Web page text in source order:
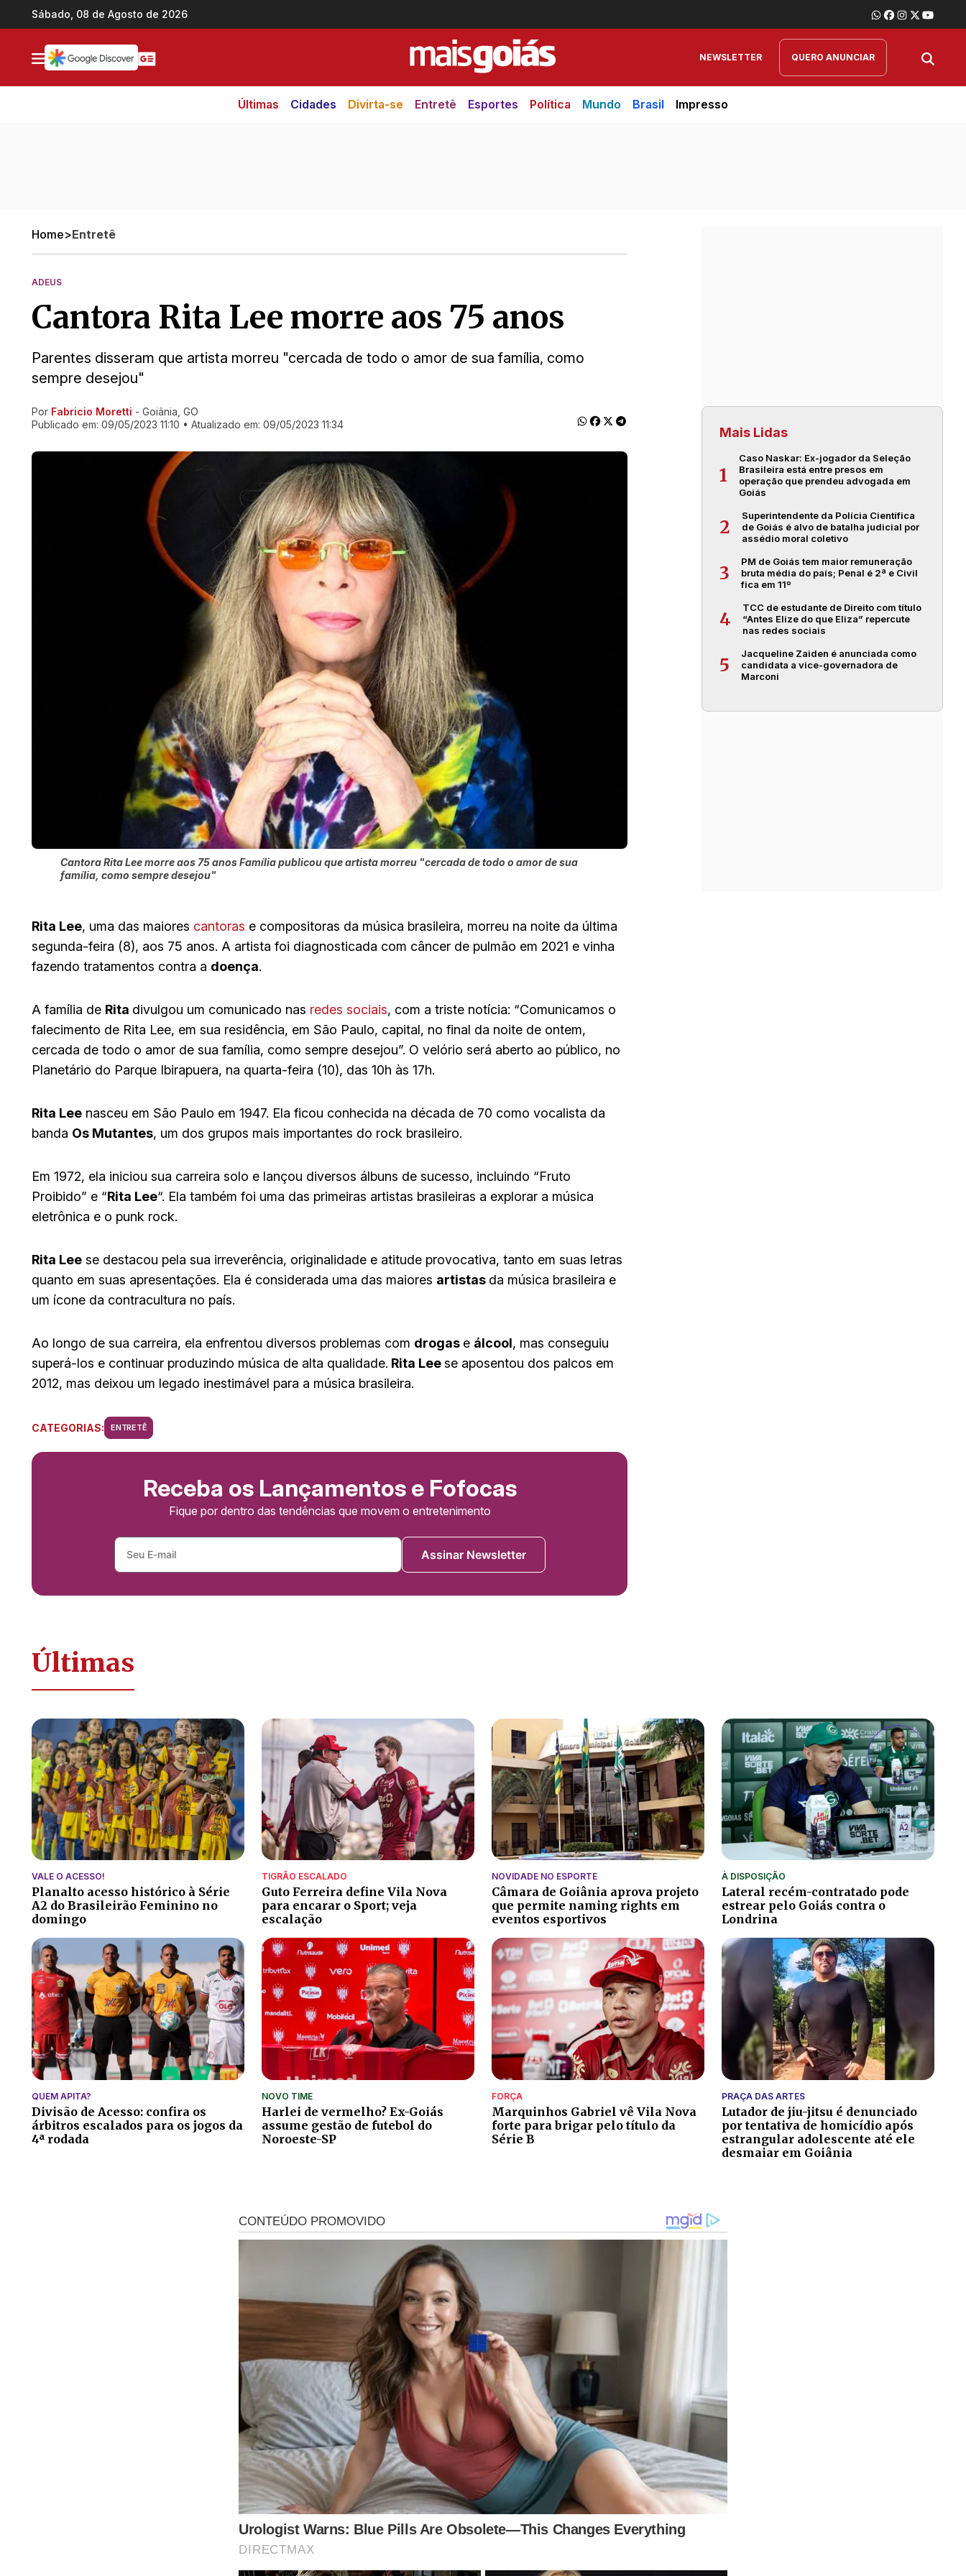
Ir direto pro conteúdo
Sábado, 08 de Agosto de 2026
NEWSLETTER QUERO ANUNCIAR
Últimas Cidades Divirta-se Entretê Esportes Política Mundo Brasil Impresso
Home>Entretê
ADEUS
Cantora Rita Lee morre aos 75 anos
Parentes disseram que artista morreu "cercada de todo o amor de sua família, como
sempre desejou"
Ir direto pra matéria
Por Fabricio Moretti - Goiânia, GO
Publicado em: 09/05/2023 11:10 • Atualizado em: 09/05/2023 11:34
Cantora Rita Lee morre aos 75 anos Família publicou que artista morreu "cercada de todo o amor de sua
família, como sempre desejou"
Rita Lee, uma das maiores cantoras e compositoras da música brasileira, morreu na noite da última
segunda-feira (8), aos 75 anos. A artista foi diagnosticada com câncer de pulmão em 2021 e vinha
fazendo tratamentos contra a doença.
A família de Rita divulgou um comunicado nas redes sociais, com a triste notícia: “Comunicamos o
falecimento de Rita Lee, em sua residência, em São Paulo, capital, no final da noite de ontem,
cercada de todo o amor de sua família, como sempre desejou”. O velório será aberto ao público, no
Planetário do Parque Ibirapuera, na quarta-feira (10), das 10h às 17h.
Rita Lee nasceu em São Paulo em 1947. Ela ficou conhecida na década de 70 como vocalista da
banda Os Mutantes, um dos grupos mais importantes do rock brasileiro.
Em 1972, ela iniciou sua carreira solo e lançou diversos álbuns de sucesso, incluindo “Fruto
Proibido” e “Rita Lee“. Ela também foi uma das primeiras artistas brasileiras a explorar a música
eletrônica e o punk rock.
Rita Lee se destacou pela sua irreverência, originalidade e atitude provocativa, tanto em suas letras
quanto em suas apresentações. Ela é considerada uma das maiores artistas da música brasileira e
um ícone da contracultura no país.
Ao longo de sua carreira, ela enfrentou diversos problemas com drogas e álcool, mas conseguiu
superá-los e continuar produzindo música de alta qualidade. Rita Leese aposentou dos palcos em
2012, mas deixou um legado inestimável para a música brasileira.
CATEGORIAS: ENTRETÊ
Receba os Lançamentos e Fofocas
Fique por dentro das tendências que movem o entretenimento
Assinar Newsletter
Mais Lidas
1
Caso Naskar: Ex-jogador da Seleção
Brasileira está entre presos em
operação que prendeu advogada em
Goiás
2
Superintendente da Polícia Científica
de Goiás é alvo de batalha judicial por
assédio moral coletivo
3
PM de Goiás tem maior remuneração
bruta média do país; Penal é 2ª e Civil
fica em 11º
4
TCC de estudante de Direito com título
“Antes Elize do que Eliza” repercute
nas redes sociais
5
Jacqueline Zaiden é anunciada como
candidata a vice-governadora de
Marconi
Últimas
VALE O ACESSO!
Planalto acesso histórico à Série
A2 do Brasileirão Feminino no
domingo
TIGRÃO ESCALADO
Guto Ferreira define Vila Nova
para encarar o Sport; veja
escalação
NOVIDADE NO ESPORTE
Câmara de Goiânia aprova projeto
que permite naming rights em
eventos esportivos
À DISPOSIÇÃO
Lateral recém-contratado pode
estrear pelo Goiás contra o
Londrina
QUEM APITA?
Divisão de Acesso: confira os
árbitros escalados para os jogos da
4ª rodada
NOVO TIME
Harlei de vermelho? Ex-Goiás
assume gestão de futebol do
Noroeste-SP
FORÇA
Marquinhos Gabriel vê Vila Nova
forte para brigar pelo título da
Série B
PRAÇA DAS ARTES
Lutador de jiu-jitsu é denunciado
por tentativa de homicídio após
estrangular adolescente até ele
desmaiar em Goiânia